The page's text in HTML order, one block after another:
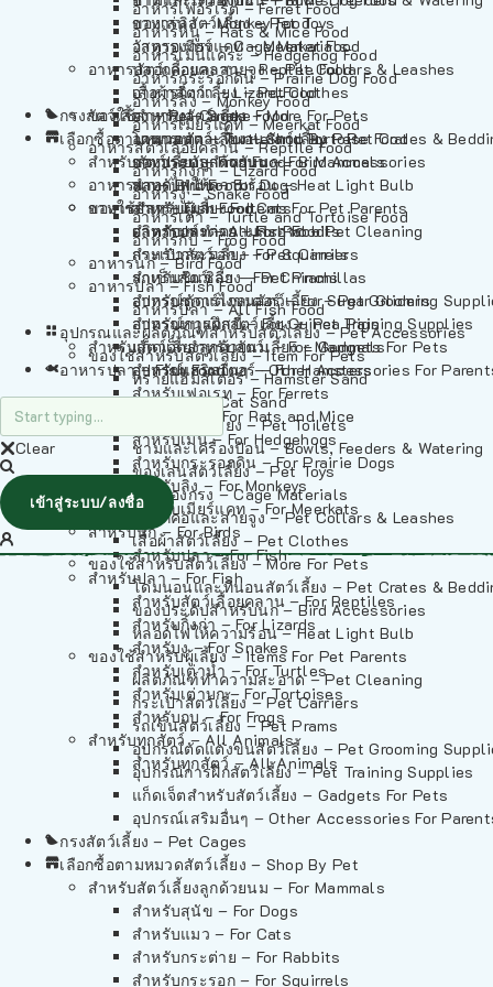
อาหารเฟอร์เร็ต – Ferret Food
อาหารหนู – Rats & Mice Food
อาหารเม่นแคระ – Hedgehog Food
อาหารกระรอกดิน – Prairie Dog Food
อาหารลิง – Monkey Food
อาหารเมียร์แคท – Meerkat Food
อาหารสัตว์เลี้อยคลาน – Reptile Food
อาหารกิ้งก่า – Lizard Food
อาหารงู – Snake Food
อาหารเต่า – Turtle and Tortoise Food
อาหารกบ – Frog Food
อาหารนก – Bird Food
อาหารปลา – Fish Food
อาหารปลา – All Fish Food
อุปกรณและผลิตภัณฑ์สำหรับสัตว์เลี้ยง – Pet Accessories
ของใช้สำหรับสัตว์เลี้ยง – Item For Pets
ทรายแฮมสเตอร์ – Hamster Sand
ทรายแมว – Cat Sand
ห้องน้ำสัตว์เลี้ยง – Pet Toilets
ชามและเครื่องป้อน – Bowls, Feeders & Watering
ของเล่นสัตว์เลี้ยง – Pet Toys
วัสดุรองกรง – Cage Materials
ปลอกคอและสายจูง – Pet Collars & Leashes
เสื้อผ้าสัตว์เลี้ยง – Pet Clothes
ของใช้สำหรับสัตว์เลี้ยง – More For Pets
โดมนอนและที่นอนสัตว์เลี้ยง – Pet Crates &
ของประดับสำหรับนก – Bird Accessories
หลอดไฟให้ความร้อน – Heat Light Bulb
ของใช้สำหรับผู้เลี้ยง – Items For Pet Parents
ผลิตภัณฑ์ทำความสะอาด – Pet Cleaning
กระเป๋าสัตว์เลี้ยง – Pet Carriers
รถเข็นสัตว์เลี้ยง – Pet Prams
อุปกรณ์ตัดแต่งขนสัตว์เลี้ยง – Pet Grooming
อุปกรณ์การฝึกสัตว์เลี้ยง – Pet Training Supplies
แก็ดเจ็ตสำหรับสัตว์เลี้ยง – Gadgets For Pets
อุปกรณ์เสริมอื่นๆ – Other Accessories For
กรงสัตว์เลี้ยง – Pet Cages
เลือกซื้อตามหมวดสัตว์เลี้ยง – Shop By Pet
สำหรับสัตว์เลี้ยงลูกด้วยนม – For Mammals
สำหรับสุนัข – For Dogs
สำหรับแมว – For Cats
สำหรับกระต่าย – For Rabbits
สำหรับกระรอก – For Squirrels
อาหารลิง – Monkey Food
อาหารเมียร์แคท – Meerkat Food
อาหารสัตว์เลี้อยคลาน – Reptile Food
อาหารกิ้งก่า – Lizard Food
อาหารงู – Snake Food
อาหารเต่า – Turtle and Tortoise Food
อาหารกบ – Frog Food
อาหารนก – Bird Food
อาหารปลา – Fish Food
อาหารปลา – All Fish Food
ของเล่นสัตว์เลี้ยง – Pet Toys
วัสดุรองกรง – Cage Materials
ปลอกคอและสายจูง – Pet Collars & Leashes
เสื้อผ้าสัตว์เลี้ยง – Pet Clothes
ของใช้สำหรับสัตว์เลี้ยง – More For Pets
โดมนอนและที่นอนสัตว์เลี้ยง – Pet Crates &
ของประดับสำหรับนก – Bird Accessories
หลอดไฟให้ความร้อน – Heat Light Bulb
ของใช้สำหรับผู้เลี้ยง – Items For Pet Parents
ผลิตภัณฑ์ทำความสะอาด – Pet Cleaning
กระเป๋าสัตว์เลี้ยง – Pet Carriers
รถเข็นสัตว์เลี้ยง – Pet Prams
อุปกรณ์ตัดแต่งขนสัตว์เลี้ยง – Pet Grooming
อุปกรณ์การฝึกสัตว์เลี้ยง – Pet Training Supplies
แก็ดเจ็ตสำหรับสัตว์เลี้ยง – Gadgets For Pets
อุปกรณ์เสริมอื่นๆ – Other Accessories For
กรงสัตว์เลี้ยง – Pet Cages
เลือกซื้อตามหมวดสัตว์เลี้ยง – Shop By Pet
สำหรับสัตว์เลี้ยงลูกด้วยนม – For Mammals
สำหรับสุนัข – For Dogs
สำหรับแมว – For Cats
สำหรับกระต่าย – For Rabbits
สำหรับกระรอก – For Squirrels
สำหรับชินชิล่า – For Chinchillas
สำหรับชูการ์ไกลเดอร์ – For Sugar Gliders
สำหรับหนูแกสบี้ – For Guinea Pigs
สำหรับสัตว์เลี้ยงลูกด้วยนม – For Mammals
สำหรับแฮมสเตอร์ – For Hamsters
สำหรับเฟอเรท – For Ferrets
สำหรับหนู – For Rats and Mice
สำหรับเม่น – For Hedgehogs
สำหรับกระรอกดิน – For Prairie Dogs
สำหรับลิง – For Monkeys
สำหรับเมียร์แคท – For Meerkats
สำหรับนก – For Birds
สำหรับปลา – For Fish
สำหรับปลา – For Fish
สำหรับสัตว์เลื้อยคลาน – For Reptiles
สำหรับกิ้งก่า – For Lizards
สำหรับงู – For Snakes
สำหรับเต่าน้ำ – For Turtles
สำหรับเต่าบก – For Tortoises
สำหรับกบ – For Frogs
สำหรับทุกสัตว์ – All Animals
สำหรับทุกสัตว์ – All Animals
อาหารปลา – Fish Food
Clear
เข้าสู่ระบบ/ลงชื่อ